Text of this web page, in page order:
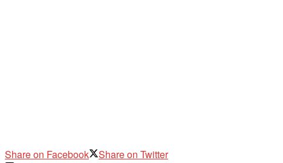
Share on Facebook Share on Twitter